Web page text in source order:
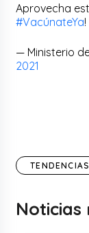
Aprovecha
#VacúnateYa!
— Ministerio
2021
TENDENCIAS
Noticias